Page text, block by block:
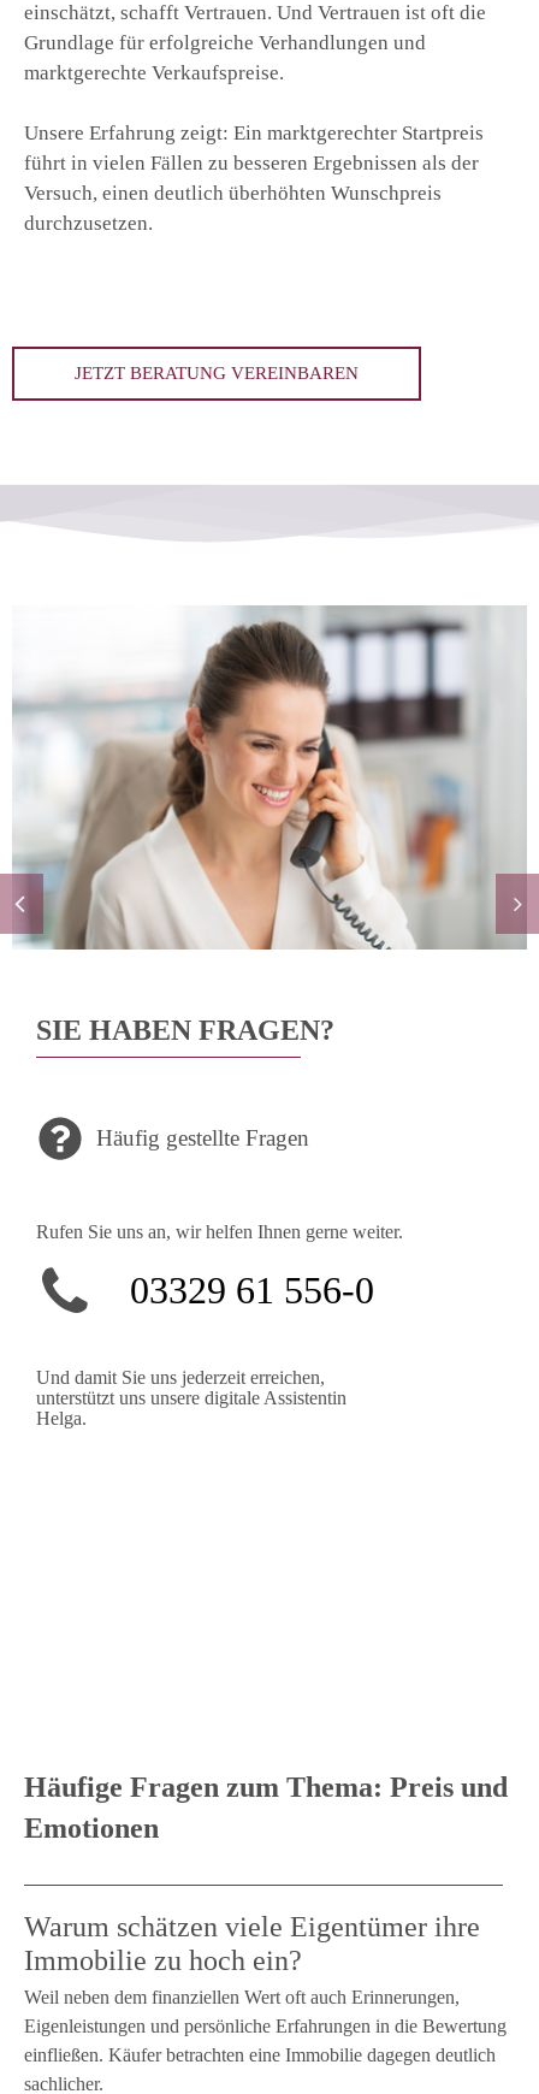
einschätzt, schafft Vertrauen. Und Vertrauen ist oft die
Grundlage für erfolgreiche Verhandlungen und
marktgerechte Verkaufspreise.
Unsere Erfahrung zeigt: Ein marktgerechter Startpreis
führt in vielen Fällen zu besseren Ergebnissen als der
Versuch, einen deutlich überhöhten Wunschpreis
durchzusetzen.
JETZT BERATUNG VEREINBAREN
SIE HABEN FRAGEN?
Häufig gestellte Fragen
Rufen Sie uns an, wir helfen Ihnen gerne weiter.
03329 61 556-0
Und damit Sie uns jederzeit erreichen,
unterstützt uns unsere digitale Assistentin
Helga.
Häufige Fragen zum Thema: Preis und
Emotionen
Warum schätzen viele Eigentümer ihre
Immobilie zu hoch ein?
Weil neben dem finanziellen Wert oft auch Erinnerungen,
Eigenleistungen und persönliche Erfahrungen in die Bewertung
einfließen. Käufer betrachten eine Immobilie dagegen deutlich
sachlicher.